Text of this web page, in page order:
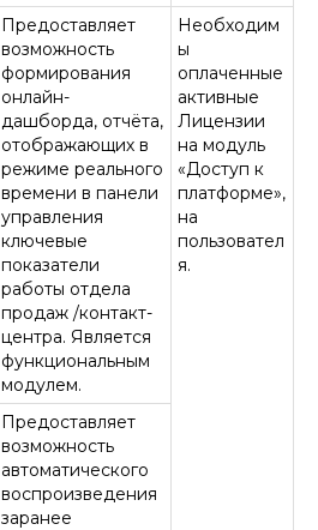
Предоставляет
возможность
формирования
онлайн-
дашборда, отчёта,
отображающих в
режиме реального
времени в панели
управления
ключевые
показатели
работы отдела
продаж /контакт-
центра. Является
функциональным
модулем.
Необходим
ы
оплаченные
активные
Лицензии
на модуль
«Доступ к
платформе»,
на
пользовател
я.
Предоставляет
возможность
автоматического
воспроизведения
заранее